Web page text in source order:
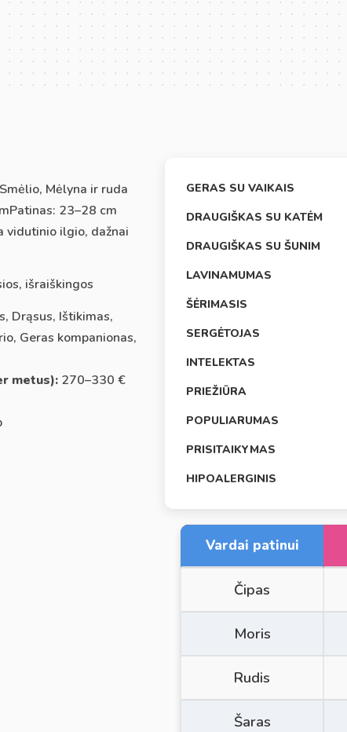
Mėlyna ir ruda
23–28 cm
vidutinio ilgio, dažnai
išraiškingos
Drąsus, Ištikimas,
Geras kompanionas,
metus):270–330 €
GERAS SU VAIKAIS
DRAUGIŠKAS SU KATĖM
DRAUGIŠKAS SU ŠUNIM
LAVINAMUMAS
ŠĖRIMASIS
SERGĖTOJAS
INTELEKTAS
PRIEŽIŪRA
POPULIARUMAS
PRISITAIKYMAS
HIPOALERGINIS
Vardai patinui
Čipas
Moris
Rudis
Šaras